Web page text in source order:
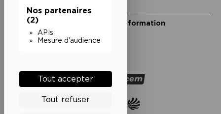
Nos partenaires
(2)
APIs
Mesure d'audience
Tout accepter
Tout refuser
Restons en lien
Inscrivez-vous à notre lettre d’information
Suivez-nous sur les réseaux